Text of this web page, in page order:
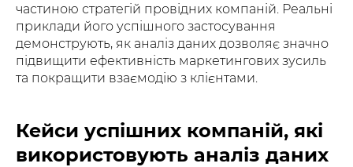
частиною стратегій провідних компаній. Реальні
приклади його успішного застосування
демонструють, як аналіз даних дозволяє значно
підвищити ефективність маркетингових зусиль
та покращити взаємодію з клієнтами.
Кейси успішних компаній, які
використовують аналіз даних